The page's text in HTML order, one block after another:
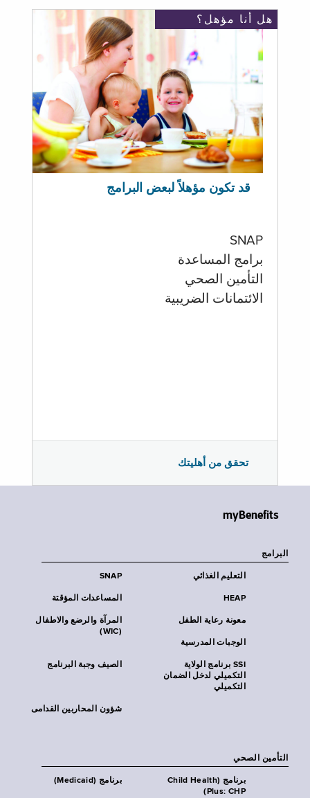
هل أنا مؤهل؟
قد تكون مؤهلاً لبعض البرامج
SNAP
برامج المساعدة
التأمين الصحي
الائتمانات الضريبية
تحقق من أهليتك
myBenefits
البرامج
SNAP التعليم الغذائي
المساعدات المؤقتة HEAP
المرآة والرضع والاطفال
(WIC)
معونة رعاية الطفل
الوجبات المدرسية
الصيف وجبة البرنامج
SSI برنامج الولاية
التكميلي لدخل الضمان
التكميلي
شؤون المحاربين القدامى
التأمين الصحي
برنامج (Medicaid)
برنامج (Child Health
Plus: CHP)